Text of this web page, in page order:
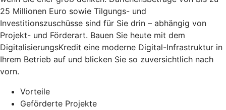
25 Millionen Euro sowie Tilgungs- und
Investitionszuschüsse sind für Sie drin – abhängig von
Projekt- und Förderart. Bauen Sie heute mit dem
DigitalisierungsKredit eine moderne Digital-Infrastruktur in
Ihrem Betrieb auf und blicken Sie so zuversichtlich nach
vorn.
Vorteile
Geförderte Projekte